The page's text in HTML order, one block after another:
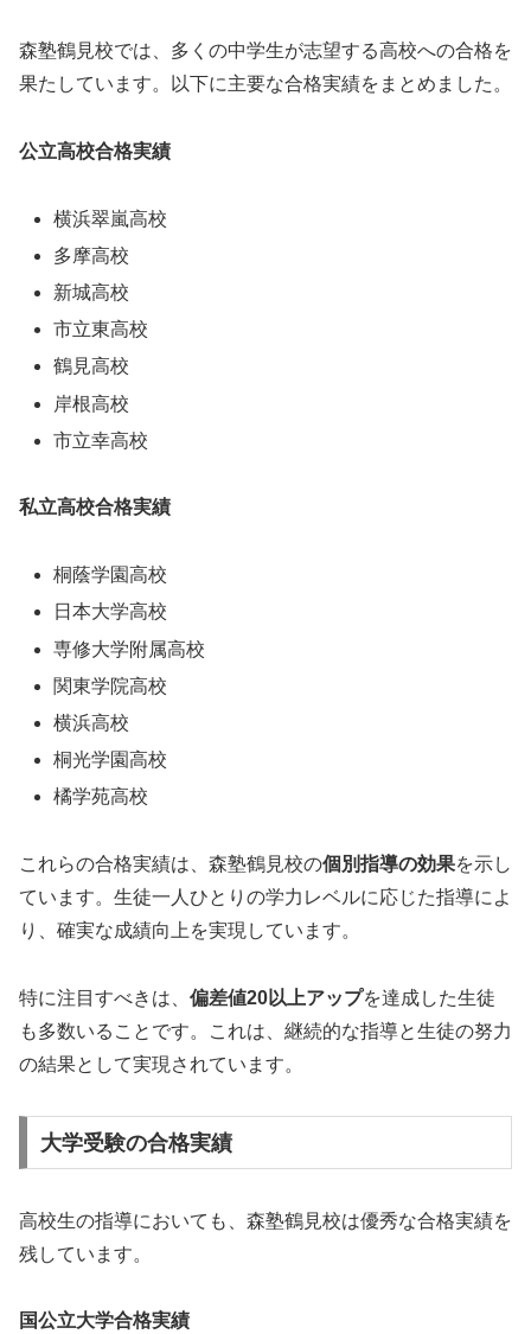
森塾鶴見校では、多くの中学生が志望する高校への合格を
果たしています。以下に主要な合格実績をまとめました。
公立高校合格実績
横浜翠嵐高校
多摩高校
新城高校
市立東高校
鶴見高校
岸根高校
市立幸高校
私立高校合格実績
桐蔭学園高校
日本大学高校
専修大学附属高校
関東学院高校
横浜高校
桐光学園高校
橘学苑高校
これらの合格実績は、森塾鶴見校の個別指導の効果を示し
ています。生徒一人ひとりの学力レベルに応じた指導によ
り、確実な成績向上を実現しています。
特に注目すべきは、 偏差値20以上アップを達成した生徒
も多数いることです。これは、継続的な指導と生徒の努力
の結果として実現されています。
大学受験の合格実績
高校生の指導においても、森塾鶴見校は優秀な合格実績を
残しています。
国公立大学合格実績